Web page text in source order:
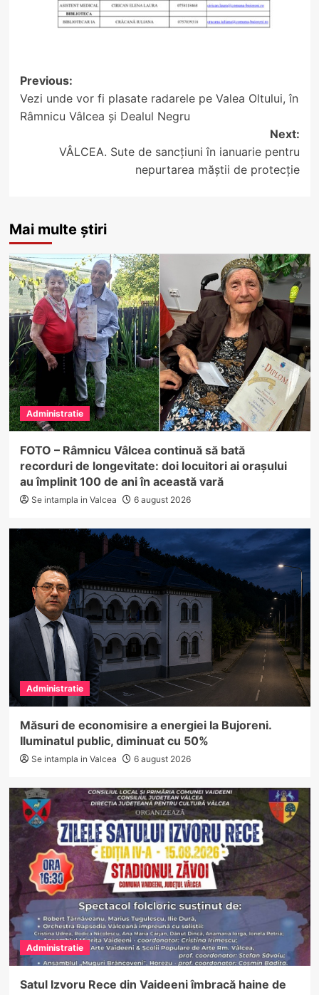
Post
navigation
Previous:
Vezi unde vor fi plasate radarele pe Valea Oltului, în
Râmnicu Vâlcea și Dealul Negru
Next:
VÂLCEA. Sute de sancțiuni în ianuarie pentru
nepurtarea măștii de protecție
Mai multe știri
Administratie
FOTO – Râmnicu Vâlcea continuă să bată
recorduri de longevitate: doi locuitori ai orașului
au împlinit 100 de ani în această vară
Se intampla in Valcea 6 august 2026
Administratie
Măsuri de economisire a energiei la Bujoreni.
Iluminatul public, diminuat cu 50%
Se intampla in Valcea 6 august 2026
Administratie
Satul Izvoru Rece din Vaideeni îmbracă haine de